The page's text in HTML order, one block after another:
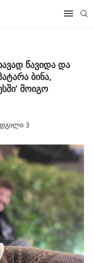
წავიდა და
ბინა,
მოიგო
3